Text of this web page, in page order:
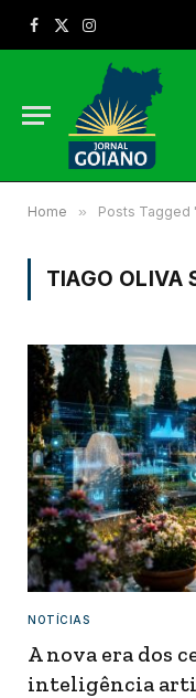
Facebook
X
Instagram
Home » Posts Tagged
TIAGO OLIVA
NOTÍCIAS
A nova era dos
inteligência